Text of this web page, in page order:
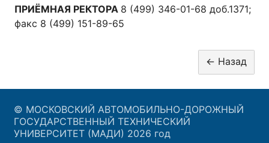
ПРИЁМНАЯ РЕКТОРА 8 (499) 346-01-68 доб.1371;
факс 8 (499) 151-89-65
© МОСКОВСКИЙ АВТОМОБИЛЬНО-ДОРОЖНЫЙ
ГОСУДАРСТВЕННЫЙ ТЕХНИЧЕСКИЙ
УНИВЕРСИТЕТ (МАДИ) 2026 год